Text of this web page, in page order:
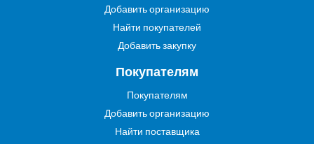
Добавить организацию
Найти покупателей
Добавить закупку
Покупателям
Покупателям
Добавить организацию
Найти поставщика